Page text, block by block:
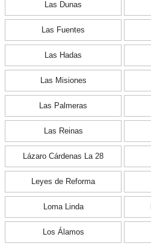
Las Dunas
Las Fuentes
Las Hadas
Las Misiones
Las Palmeras
Las Reinas
Lázaro Cárdenas La 28
Leyes de Reforma
Loma Linda
Los Álamos